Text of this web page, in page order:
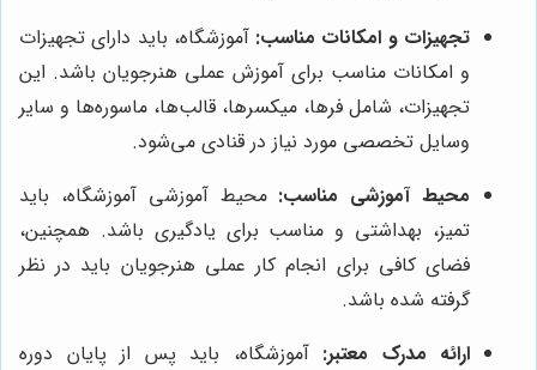
تجهیزات و امکانات مناسب: آموزشگاه، باید دارای تجهیزات
و امکانات مناسب برای آموزش عملی هنرجویان باشد. این
تجهیزات، شامل فرها، میکسرها، قالب‌ها، ماسوره‌ها و سایر
وسایل تخصصی مورد نیاز در قنادی می‌شود.
محیط آموزشی مناسب: محیط آموزشی آموزشگاه، باید
تمیز، بهداشتی و مناسب برای یادگیری باشد. همچنین،
فضای کافی برای انجام کار عملی هنرجویان باید در نظر
گرفته شده باشد.
ارائه مدرک معتبر: آموزشگاه، باید پس از پایان دوره